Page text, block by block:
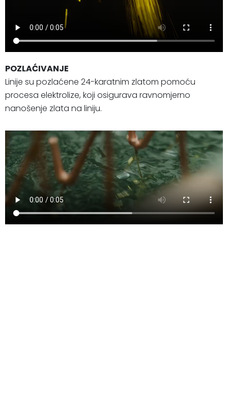
POZLAĆIVANJE
Linije su pozlaćene 24-karatnim zlatom pomoću
procesa elektrolize, koji osigurava ravnomjerno
nanošenje zlata na liniju.